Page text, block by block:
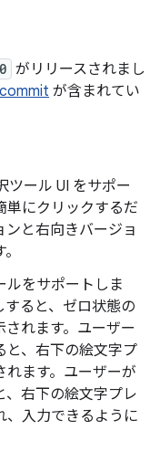
がリリースされまし
が含まれてい
ツール UI をサポー
単にクリックするだ
と右向きバージョ
ルをサポートしま
ると、ゼロ状態の
れます。ユーザー
と、右下の絵文字プ
れます。ユーザーが
、右下の絵文字プレ
、入力できるように